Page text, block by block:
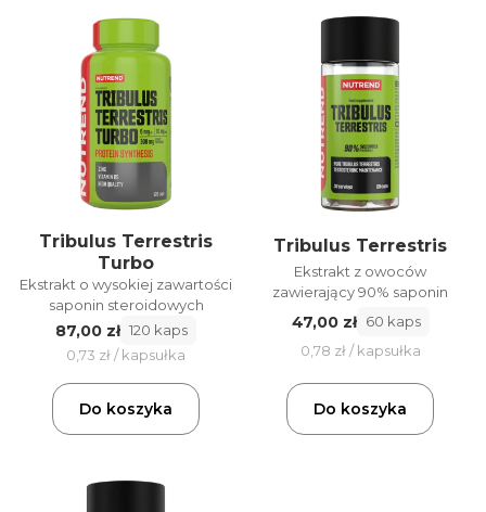
Tribulus Terrestris
Turbo
Ekstrakt o wysokiej zawartości
saponin steroidowych
87,00 zł 120 kaps
0,73 zł / kapsułka
Do koszyka
Tribulus Terrestris
Ekstrakt z owoców
zawierający 90% saponin
47,00 zł 60 kaps
0,78 zł / kapsułka
Do koszyka